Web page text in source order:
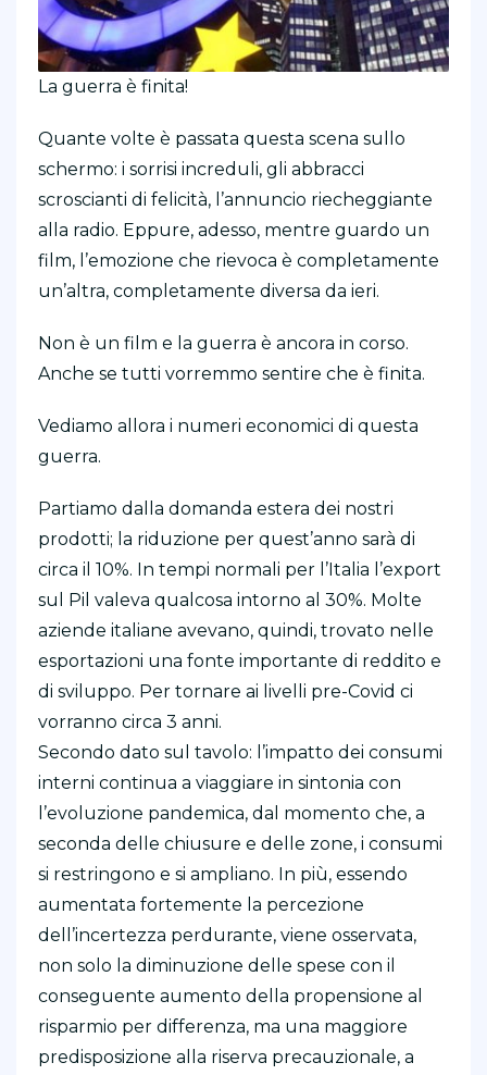
La guerra è finita!
Quante volte è passata questa scena sullo
schermo: i sorrisi increduli, gli abbracci
scroscianti di felicità, l’annuncio riecheggiante
alla radio. Eppure, adesso, mentre guardo un
film, l’emozione che rievoca è completamente
un’altra, completamente diversa da ieri.
Non è un film e la guerra è ancora in corso.
Anche se tutti vorremmo sentire che è finita.
Vediamo allora i numeri economici di questa
guerra.
Partiamo dalla domanda estera dei nostri
prodotti; la riduzione per quest’anno sarà di
circa il 10%. In tempi normali per l’Italia l’export
sul Pil valeva qualcosa intorno al 30%. Molte
aziende italiane avevano, quindi, trovato nelle
esportazioni una fonte importante di reddito e
di sviluppo. Per tornare ai livelli pre-Covid ci
vorranno circa 3 anni.
Secondo dato sul tavolo: l’impatto dei consumi
interni continua a viaggiare in sintonia con
l’evoluzione pandemica, dal momento che, a
seconda delle chiusure e delle zone, i consumi
si restringono e si ampliano. In più, essendo
aumentata fortemente la percezione
dell’incertezza perdurante, viene osservata,
non solo la diminuzione delle spese con il
conseguente aumento della propensione al
risparmio per differenza, ma una maggiore
predisposizione alla riserva precauzionale, a